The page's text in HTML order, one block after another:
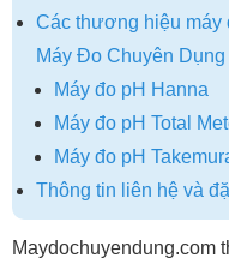
Các thương hiệu máy
Máy Đo Chuyên Dụng
Máy đo pH Hanna
Máy đo pH Total
Máy đo pH
Thông tin liên hệ và
Maydochuyendung.com